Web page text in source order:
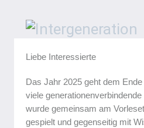
Liebe Interessierte
Das Jahr 2025 geht dem
viele
wurde gemeinsam am
gespielt und gegenseitig mit